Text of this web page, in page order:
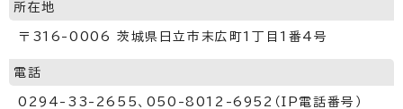
所在地
〒316-0006 茨城県日立市末広町1丁目1番4号
電話
0294-33-2655、050-8012-6952（IP電話番号）